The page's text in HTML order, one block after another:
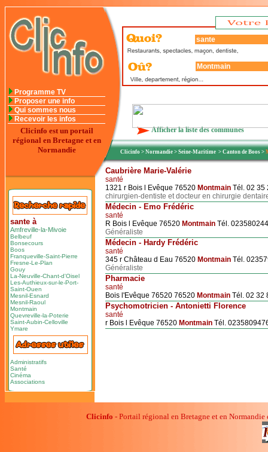
Programme TV
Proposer une info
Qui sommes nous
Recevoir les infos
Clicinfo est un portail
régional en Bretagne et en
Normandie
Afficher la liste des communes
Clicinfo > Normandie > Seine-Maritime > Canton de Boos >
sante à
Amfreville-la-Mivoie
Belbeuf
Bonsecours
Boos
Franqueville-Saint-Pierre
Fresne-Le-Plan
Gouy
La-Neuville-Chant-d'Oisel
Les-Authieux-sur-le-Port-
Saint-Ouen
Mesnil-Esnard
Mesnil-Raoul
Montmain
Quevreville-la-Poterie
Saint-Aubin-Celloville
Ymare
Administratifs
Santé
Cinéma
Associations
Caubrière Marie-Valérie
santé
1321 r Bois l Evêque 76520 Montmain Tél. 02 35
chirurgien-dentiste et docteur en chirurgie
Médecin - Emo Frédéric
santé
R Bois l Evêque 76520 Montmain Tél.
Généraliste
Médecin - Hardy Frédéric
santé
345 r Château d Eau 76520 Montmain Tél.
Généraliste
Pharmacie
santé
Bois l'Evêque 76520 76520 Montmain Tél. 02 32
Psychomotricien - Antonietti Florence
santé
r Bois l Evêque 76520 Montmain Tél.
Clicinfo - Portail régional en Bretagne et en